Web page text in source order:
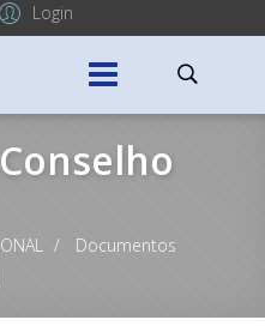
Login
Documentos